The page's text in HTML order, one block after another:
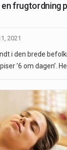
en frugtordning
2021
i den brede
’6 om dagen’.